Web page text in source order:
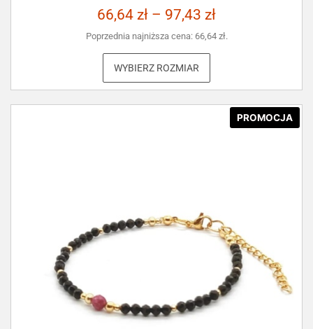
66,64 zł – 97,43 zł
Poprzednia najniższa cena: 66,64 zł.
WYBIERZ ROZMIAR
PROMOCJA